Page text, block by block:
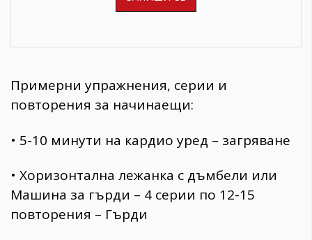
Примерни упражнения, серии и
повторения за начинаещи:
• 5-10 минути на кардио уред – загряване
• Хоризонтална лежанка с дъмбели или
Машина за гърди – 4 серии по 12-15
повторения – Гърди